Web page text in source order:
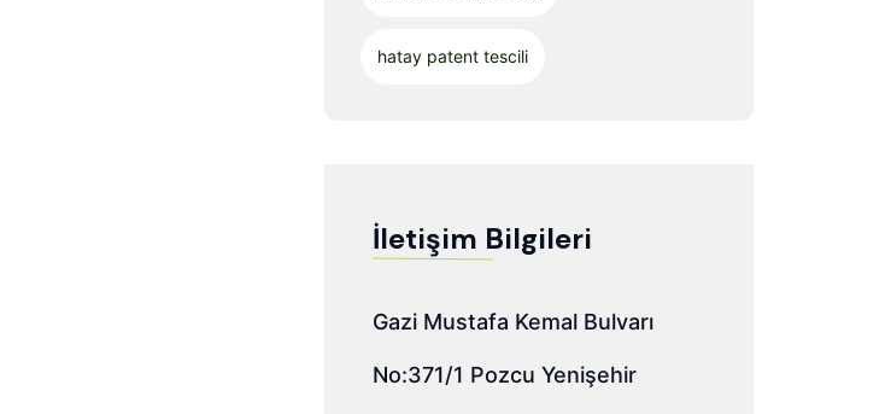
hatay patent tescili
İletişim Bilgileri
Gazi Mustafa Kemal Bulvarı
No:371/1 Pozcu Yenişehir